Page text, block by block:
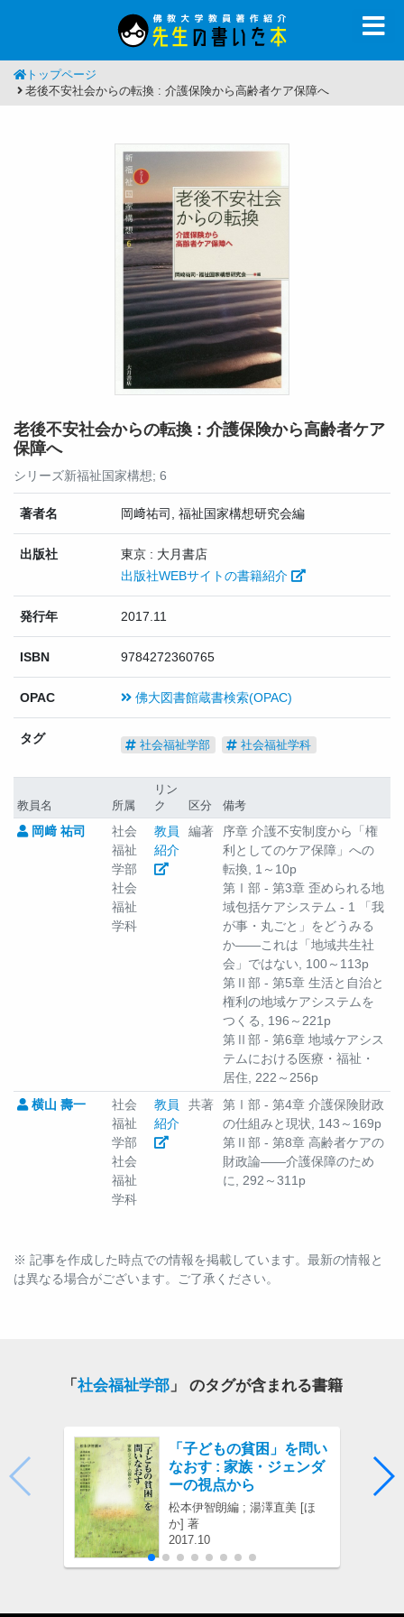
トップページ
老後不安社会からの転換 : 介護保険から高齢者ケア保障へ
老後不安社会からの転換 : 介護保険から高齢者ケア
保障へ
シリーズ新福祉国家構想; 6
著者名 岡﨑祐司, 福祉国家構想研究会編
出版社
東京 : 大月書店
出版社WEBサイトの書籍紹介
発行年 2017.11
ISBN 9784272360765
OPAC 佛大図書館蔵書検索(OPAC)
タグ 社会福祉学部 社会福祉学科
教員名 所属
リン
ク
区分 備考
岡﨑 祐司
社会
福祉
学部
社会
福祉
学科
教員
紹介
編著
序章 介護不安制度から「権
利としてのケア保障」への
転換, 1～10p
第Ⅰ部 - 第3章 歪められる地
域包括ケアシステム - 1 「我
が事・丸ごと」をどうみる
か――これは「地域共生社
会」ではない, 100～113p
第Ⅱ部 - 第5章 生活と自治と
権利の地域ケアシステムを
つくる, 196～221p
第Ⅱ部 - 第6章 地域ケアシス
テムにおける医療・福祉・
居住, 222～256p
横山 壽一
社会
福祉
学部
社会
福祉
学科
教員
紹介
共著
第Ⅰ部 - 第4章 介護保険財政
の仕組みと現状, 143～169p
第Ⅱ部 - 第8章 高齢者ケアの
財政論――介護保障のため
に, 292～311p
※ 記事を作成した時点での情報を掲載しています。最新の情報と
は異なる場合がございます。ご了承ください。
「 社会福祉学部」 のタグが含まれる書籍
「子どもの貧困」を問い
なおす : 家族・ジェンダ
ーの視点から
松本伊智朗編 ; 湯澤直美 [ほ
か] 著
2017.10